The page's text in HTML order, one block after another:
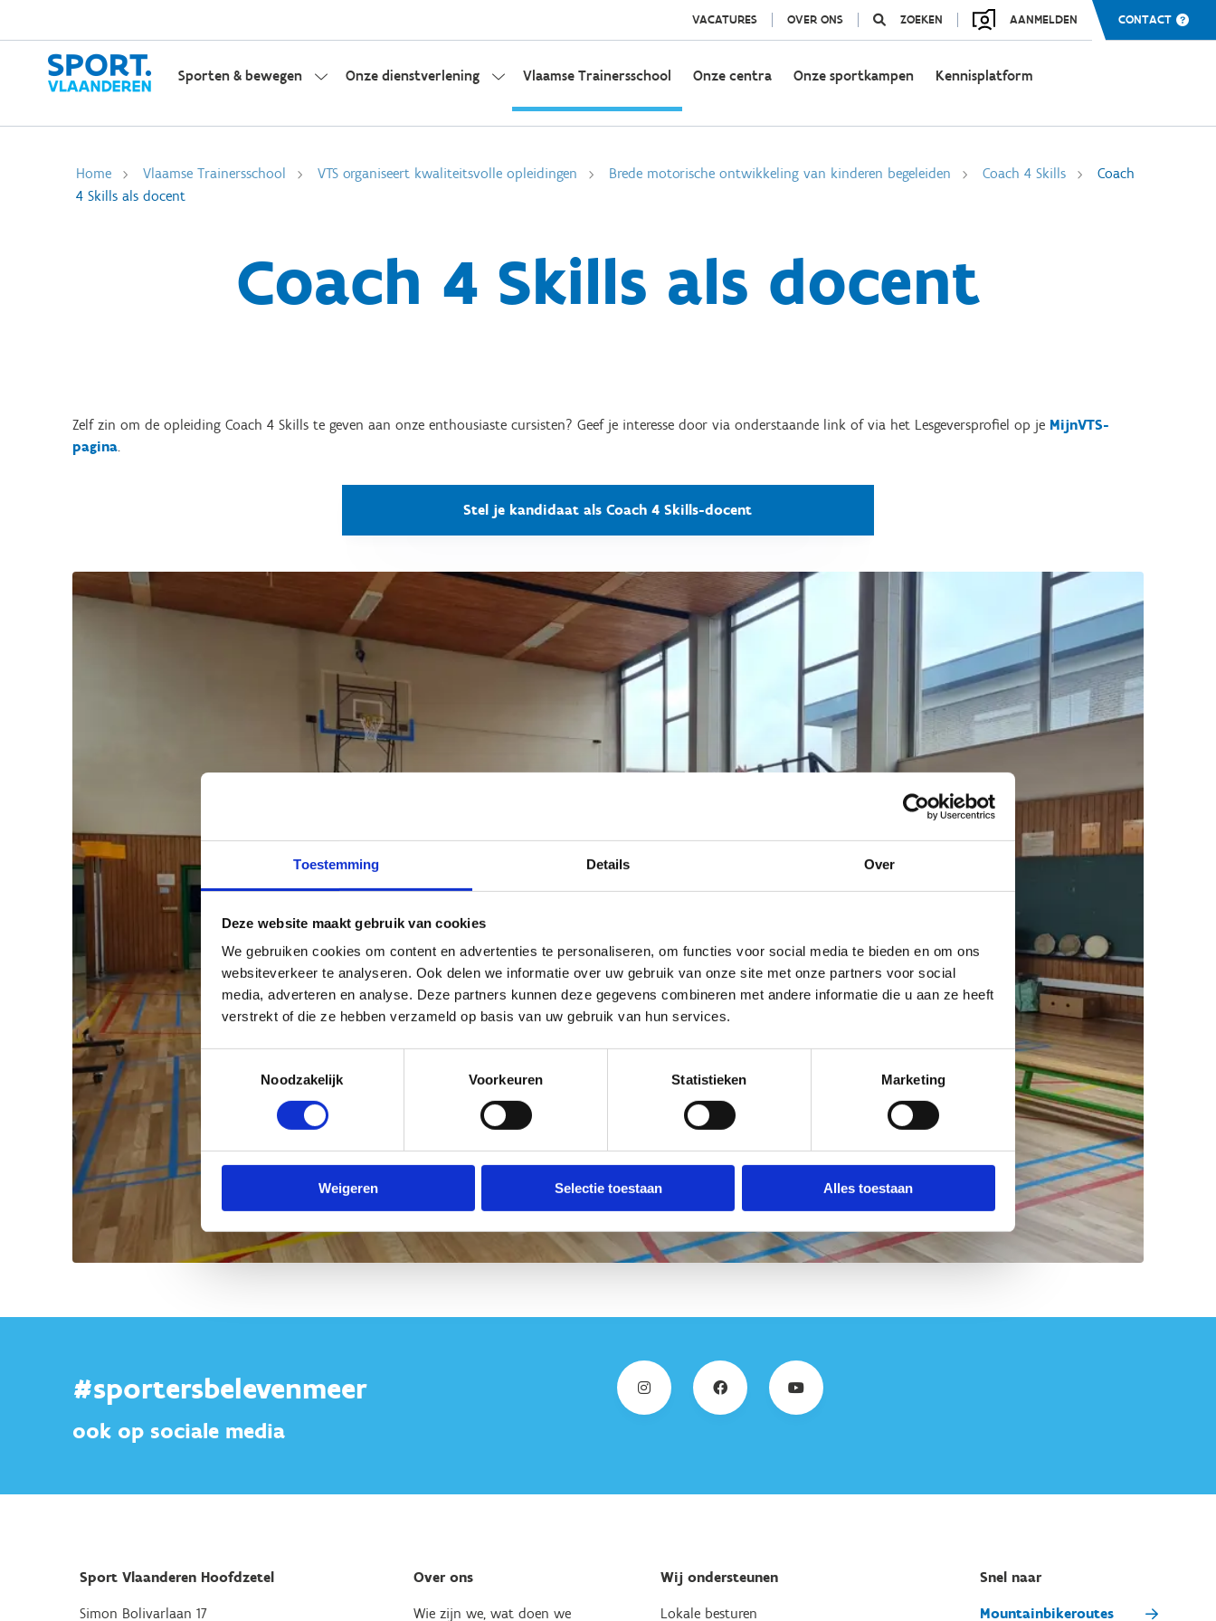
Toestemming Details Over
Deze website maakt gebruik van cookies
We gebruiken cookies om content en advertenties te personaliseren, om functies voor social media te bieden en om ons
websiteverkeer te analyseren. Ook delen we informatie over uw gebruik van onze site met onze partners voor social
media, adverteren en analyse. Deze partners kunnen deze gegevens combineren met andere informatie die u aan ze heeft
verstrekt of die ze hebben verzameld op basis van uw gebruik van hun services.
Noodzakelijk
Voorkeuren Statistieken Marketing
Weigeren Selectie toestaan Alles toestaan
VACATURES OVER ONS ZOEKEN AANMELDEN CONTACT
Sporten & bewegen Onze dienstverlening Vlaamse Trainersschool Onze centra Onze sportkampen Kennisplatform
Home Vlaamse Trainersschool VTS organiseert kwaliteitsvolle opleidingen Brede motorische ontwikkeling van kinderen begeleiden Coach 4 Skills
Coach
4 Skills als docent
Coach 4 Skills als docent
Zelf zin om de opleiding Coach 4 Skills te geven aan onze enthousiaste cursisten? Geef je interesse door via onderstaande link of via het Lesgeversprofiel op je MijnVTS-
pagina.
Stel je kandidaat als Coach 4 Skills-docent
#sportersbelevenmeer
ook op sociale media
Sport Vlaanderen Hoofdzetel
Simon Bolivarlaan 17
Over ons
Wie zijn we, wat doen we
Wij ondersteunen
Lokale besturen
Snel naar
Mountainbikeroutes